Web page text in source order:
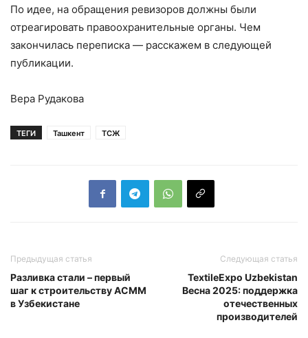
По идее, на обращения ревизоров должны были
отреагировать правоохранительные органы. Чем
закончилась переписка — расскажем в следующей
публикации.
Вера Рудакова
ТЕГИ Ташкент ТСЖ
Предыдущая статья
Разливка стали – первый
шаг к строительству АСММ
в Узбекистане
Следующая статья
TextileExpo Uzbekistan
Весна 2025: поддержка
отечественных
производителей